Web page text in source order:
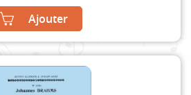
Ajouter